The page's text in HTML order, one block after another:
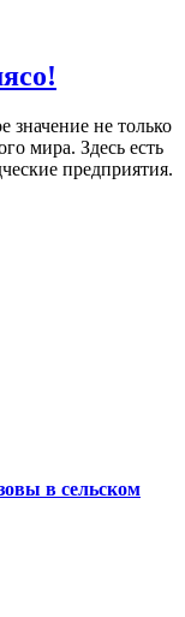
значение не только
мира. Здесь есть
предприятия.
в сельском